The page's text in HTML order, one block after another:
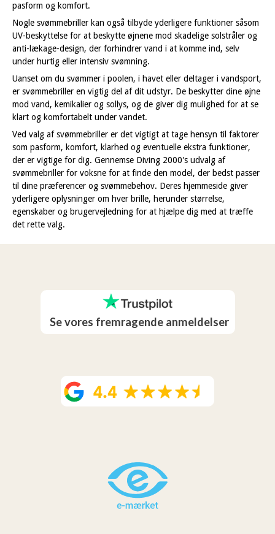
pasform og komfort.
Nogle svømmebriller kan også tilbyde yderligere funktioner såsom
UV-beskyttelse for at beskytte øjnene mod skadelige solstråler og
anti-lækage-design, der forhindrer vand i at komme ind, selv
under hurtig eller intensiv svømning.
Uanset om du svømmer i poolen, i havet eller deltager i vandsport,
er svømmebriller en vigtig del af dit udstyr. De beskytter dine øjne
mod vand, kemikalier og sollys, og de giver dig mulighed for at se
klart og komfortabelt under vandet.
Ved valg af svømmebriller er det vigtigt at tage hensyn til faktorer
som pasform, komfort, klarhed og eventuelle ekstra funktioner,
der er vigtige for dig. Gennemse Diving 2000's udvalg af
svømmebriller for voksne for at finde den model, der bedst passer
til dine præferencer og svømmebehov. Deres hjemmeside giver
yderligere oplysninger om hver brille, herunder størrelse,
egenskaber og brugervejledning for at hjælpe dig med at træffe
det rette valg.
Se vores fremragende anmeldelser